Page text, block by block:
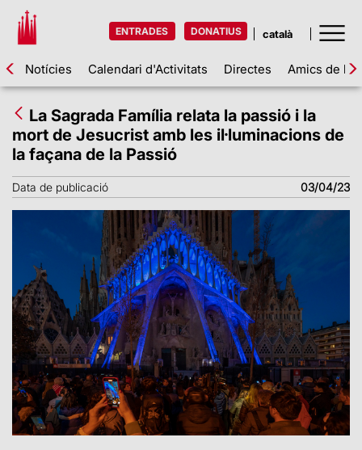
ENTRADES DONATIUS
Notícies Calendari d'Activitats Directes Amics de la
La Sagrada Família relata la passió i la
mort de Jesucrist amb les il·luminacions de
la façana de la Passió
Data de publicació 03/04/23